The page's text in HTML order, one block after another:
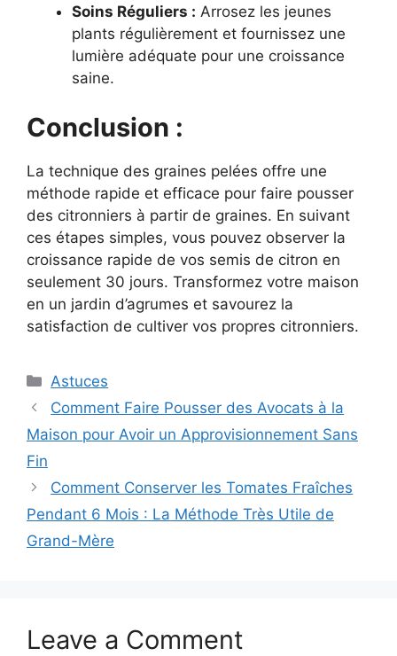
Soins Réguliers : Arrosez les jeunes
plants régulièrement et fournissez une
lumière adéquate pour une croissance
saine.
Conclusion :
La technique des graines pelées offre une
méthode rapide et efficace pour faire pousser
des citronniers à partir de graines. En suivant
ces étapes simples, vous pouvez observer la
croissance rapide de vos semis de citron en
seulement 30 jours. Transformez votre maison
en un jardin d’agrumes et savourez la
satisfaction de cultiver vos propres citronniers.
Categories
Astuces
Comment Faire Pousser des Avocats à la
Maison pour Avoir un Approvisionnement Sans
Fin
Comment Conserver les Tomates Fraîches
Pendant 6 Mois : La Méthode Très Utile de
Grand-Mère
Leave a Comment